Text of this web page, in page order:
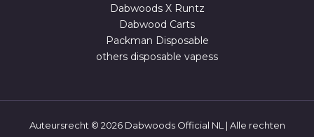
Dabwoods X Runtz
Dabwood Carts
Packman Disposable
others disposable vapess
Auteursrecht © 2026 Dabwoods Official NL | Alle rechten